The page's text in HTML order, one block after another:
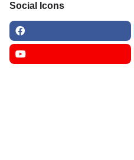
Social Icons